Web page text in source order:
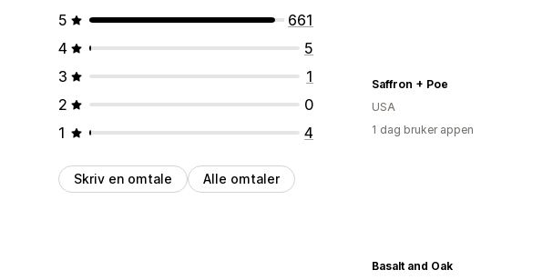
5
661
4
5
3
1
2
0
1
4
Skriv en omtale Alle omtaler
Saffron + Poe
USA
1 dag bruker appen
Basalt and Oak